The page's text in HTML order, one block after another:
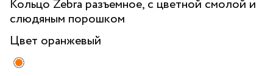
Кольцо Zebra разъемное, с цветной смолой и
слюдяным порошком
Цвет оранжевый